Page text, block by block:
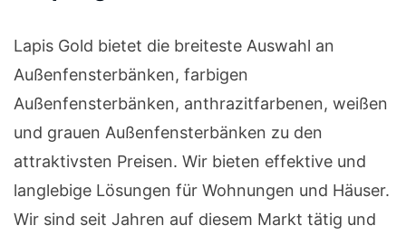
Lapis Gold bietet die breiteste Auswahl an
Außenfensterbänken, farbigen
Außenfensterbänken, anthrazitfarbenen, weißen
und grauen Außenfensterbänken zu den
attraktivsten Preisen. Wir bieten effektive und
langlebige Lösungen für Wohnungen und Häuser.
Wir sind seit Jahren auf diesem Markt tätig und